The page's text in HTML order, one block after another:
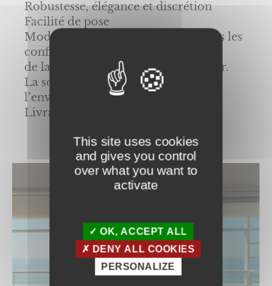
Robustesse, élégance et discrétion
Facilité de pose
Modularité = 6 modèles pour toutes les
configurations,
de la fenêtre à la baie grande largeur.
La solution la plus respectueuse de
l’environnement.
Livraison rapide garantie
This site uses cookies
and gives you control
over what you want to
activate
OK, ACCEPT ALL
DENY ALL COOKIES
PERSONALIZE